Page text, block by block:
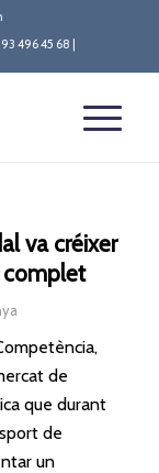
496 45 68 |
va créixer
complet
de
que durant
de
un